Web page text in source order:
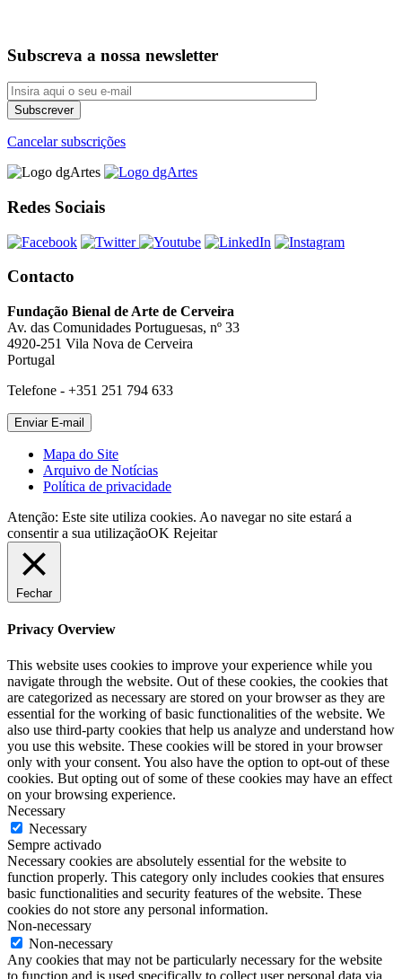
Subscreva a nossa newsletter
Cancelar subscrições
Redes Sociais
Contacto
Fundação Bienal de Arte de Cerveira
Av. das Comunidades Portuguesas, nº 33
4920-251 Vila Nova de Cerveira
Portugal
Telefone - +351 251 794 633
Mapa do Site
Arquivo de Notícias
Política de privacidade
Atenção: Este site utiliza cookies. Ao navegar no site estará a
consentir a sua utilizaçãoOK Rejeitar
Fechar
Privacy Overview
This website uses cookies to improve your experience while you
navigate through the website. Out of these cookies, the cookies that
are categorized as necessary are stored on your browser as they are
essential for the working of basic functionalities of the website. We
also use third-party cookies that help us analyze and understand how
you use this website. These cookies will be stored in your browser
only with your consent. You also have the option to opt-out of these
cookies. But opting out of some of these cookies may have an effect
on your browsing experience.
Necessary
Necessary
Sempre activado
Necessary cookies are absolutely essential for the website to
function properly. This category only includes cookies that ensures
basic functionalities and security features of the website. These
cookies do not store any personal information.
Non-necessary
Non-necessary
Any cookies that may not be particularly necessary for the website
to function and is used specifically to collect user personal data via